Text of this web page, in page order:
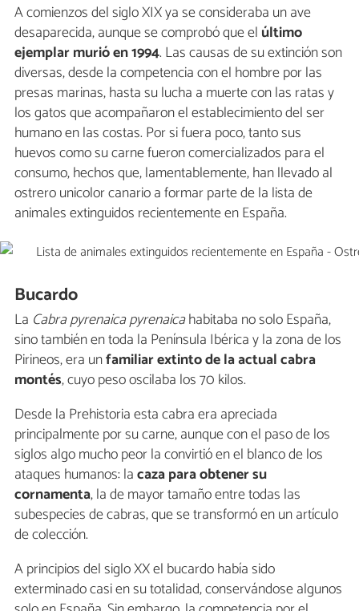
A comienzos del siglo XIX ya se consideraba un ave
desaparecida, aunque se comprobó que el último
ejemplar murió en 1994. Las causas de su extinción son
diversas, desde la competencia con el hombre por las
presas marinas, hasta su lucha a muerte con las ratas y
los gatos que acompañaron el establecimiento del ser
humano en las costas. Por si fuera poco, tanto sus
huevos como su carne fueron comercializados para el
consumo, hechos que, lamentablemente, han llevado al
ostrero unicolor canario a formar parte de la lista de
animales extinguidos recientemente en España.
Bucardo
La Cabra pyrenaica pyrenaicahabitaba no solo España,
sino también en toda la Península Ibérica y la zona de los
Pirineos, era unfamiliar extinto de la actual cabra
montés, cuyo peso oscilaba los 70 kilos.
Desde la Prehistoria esta cabra era apreciada
principalmente por su carne, aunque con el paso de los
siglos algo mucho peor la convirtió en el blanco de los
ataques humanos: lacaza para obtener su
cornamenta, la de mayor tamaño entre todas las
subespecies de cabras, que se transformó en un artículo
de colección.
A principios del siglo XX el bucardo había sido
exterminado casi en su totalidad, conservándose algunos